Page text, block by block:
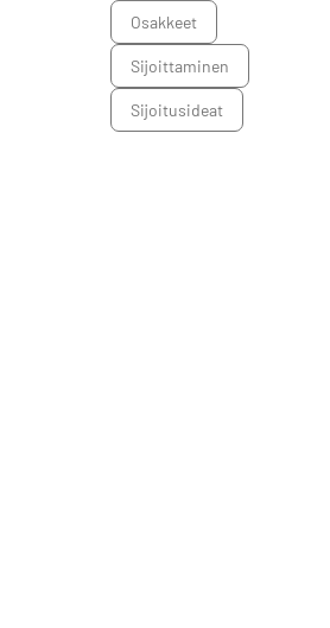
osakkeet
sijoittaminen
sijoitusideat